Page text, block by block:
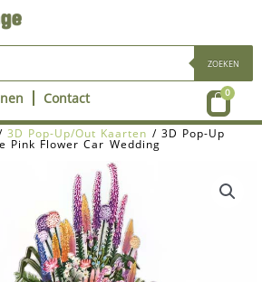
ZOEKEN
Contact 0
3D Pop-Up/Out Kaarten / 3D Pop-Up
Pink Flower Car Wedding